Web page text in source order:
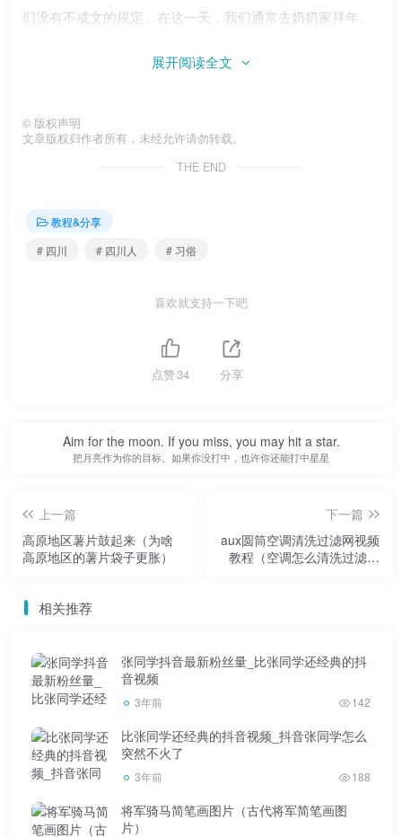
们没有不成文的规定。在这一天，我们通常去奶奶家拜年。
是外婆的生日，所以我们会在这一天拜年。三年级的时候，
初三以后就不会有拜年了，因为同龄人之间的拜年一般
但是，作为上班族，我们才七天，新年已经不在我们的
去了童年的感觉。小时候除夕夜，家人会在床上看春晚。一
直到12点，父亲去大门口放鞭炮，现在不在农村。这些都没
头。我们会把纸钱包包起来，然后写上“某某”，作为对“某某”
的纪念，然后带上香和蜡烛，还有一块腊肉和酒，送到逝者
草，然后摆东西，放一点鞭炮，然后点上香，烤肉，开始跪
初一的前一天，父母会提前跟孩子说好，第二天早上要
早起，不要叫人起床。我们通常在早上吃汤圆。我小的时
候，父母通常在饺子里包硬币。谁吃了它们，就意味着来年
顺顺利利，富贵荣华。但也要求这一天不能扫地、洗衣服、
展开阅读全文
© 版权声明
文章版权归作者所有，未经允许请勿转载。
THE END
教程&分享
# 四川
# 四川人 # 习俗
喜欢就支持一下吧
点赞34 分享
Aim for the moon. If you miss, you may hit a star.
把月亮作为你的目标。如果你没打中，也许你还能打中星星
上一篇
高原地区薯片鼓起来（为啥
高原地区的薯片袋子更胀）
下一篇
aux圆筒空调清洗过滤网视频
教程（空调怎么清洗过滤网
相关推荐
张同学抖音最新粉丝量_比张同学还经典的抖
音视频
3年前 142
比张同学还经典的抖音视频_抖音张同学怎么
突然不火了
3年前 188
将军骑马简笔画图片（古代将军简笔画图
片）